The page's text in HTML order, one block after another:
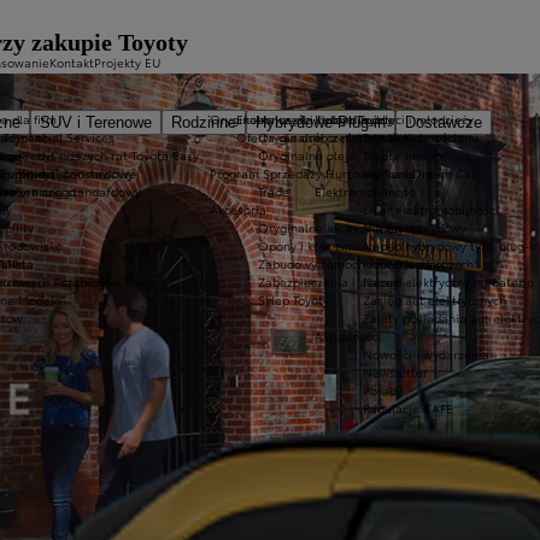
SUV i Terenowe Rodzinne Hybrydowe Plug-in
Dostawcze
Ekobonus dla hybryd Toyoty
Oferta dla osób z niepełnosprawnościami
podstawowej
awarii lub kolizji
Oryginalne części i oleje Toyoty
Oryginalne części
Oryginalne oleje
Program Sprzedaży Hurtowej Trade
Trade
Akcesoria
Oryginalne akcesoria Toyoty
Opony i koła zimowe
Zabudowy samochodów dostawczych
Zabezpieczenia i alarmy
Sklep Toyoty
Europie
środowisko
Przebiegów Toyoty
Modele
Kluby dla dzieci i młodzieży
Toyota Kids
Toyota Juniors
Konkurs Dream Car
Elektromobilność
Lider elektromobilności
Napęd hybrydowy
Napęd hybrydowy typu plug-in
Napęd wodorowy
Napęd elektryczny na baterię
Zasięg aut elektrycznych
Zalety posiadania aut
Aktualności
Nowości i wydarzenia
Newsletter
Porady
Regulacje CAFE
dla firm
Financial Services
Kredyt niższych rat Toyota Easy
Kredyt standardowy
Leasing standardowy
KontaktProjekty EU
zakupie Toyoty